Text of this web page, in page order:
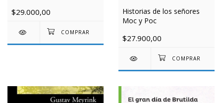
$29.000,00
Historias de los señores
Moc y Poc
$27.900,00